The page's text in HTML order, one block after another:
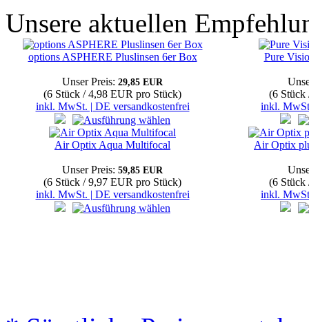
Unsere aktuellen
options ASPHERE Pluslinsen 6er Box
Unser Preis: 29,85 EUR
(6 Stück / 4,98 EUR pro Stück)
inkl. MwSt. | DE versandkostenfrei
Pure
(6 Stück
inkl.
Air Optix Aqua Multifocal
Unser Preis: 59,85 EUR
(6 Stück / 9,97 EUR pro Stück)
inkl. MwSt. | DE versandkostenfrei
Air Optix
(6 Stück
inkl.